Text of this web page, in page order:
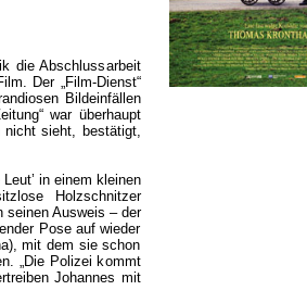
die Abschlussarbeit
Der „Film-Dienst“
Bildeinfällen
war überhaupt
nicht sieht, bestätigt,
in einem kleinen
Holzschnitzer
seinen Ausweis – der
Pose auf wieder
mit dem sie schon
„Die Polizei kommt
Johannes mit